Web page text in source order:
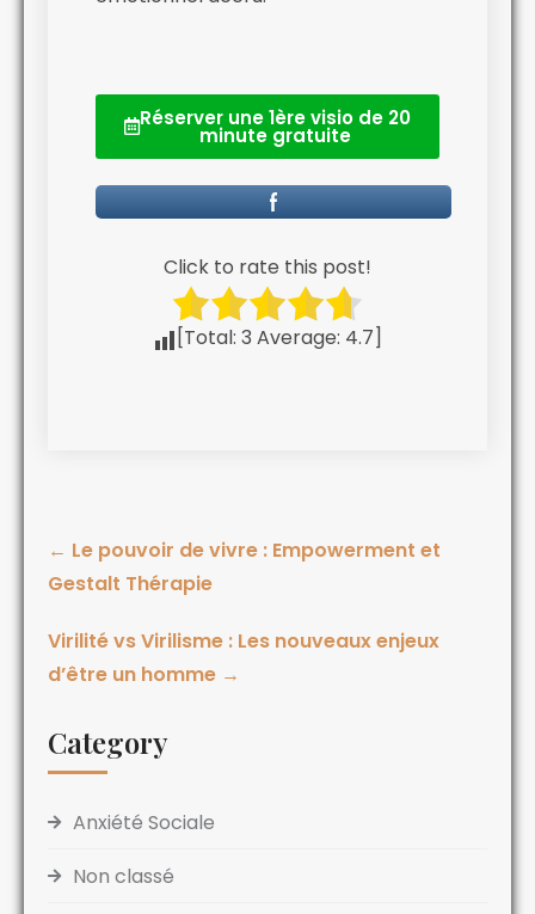
Réserver une 1ère visio de 20
minute gratuite
Click to rate this post!
[Total: 3 Average: 4.7]
← Le pouvoir de vivre : Empowerment et
Gestalt Thérapie
Virilité vs Virilisme : Les nouveaux enjeux
d’être un homme →
Category
Anxiété Sociale
Non classé